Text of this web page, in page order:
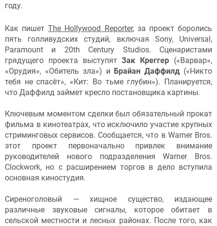
году.
Как пишетThe Hollywood Reporter, за проект боролись
пять голливудских студий, включая Sony, Universal,
Paramount и 20th Century Studios. Сценаристами
грядущего проекта выступятЗак Креггер («Варвар»,
«Орудия», «Обитель зла») и Брайан Даффилд («Никто
тебя не спасёт», «Кит: Во тьме глубин»). Планируется,
что Даффилд займет кресло постановщика картины.
Ключевым моментом сделки был обязательный прокат
фильма в кинотеатрах, что исключило участие крупных
стриминговых сервисов. Сообщается, что в Warner Bros.
этот проект первоначально привлек внимание
руководителей нового подразделения Warner Bros.
Clockwork, но с расширением торгов в дело вступила
основная киностудия.
Сиреноголовый — хищное существо, издающее
различные звуковые сигналы, которое обитает в
сельской местности и лесных районах. После того, как